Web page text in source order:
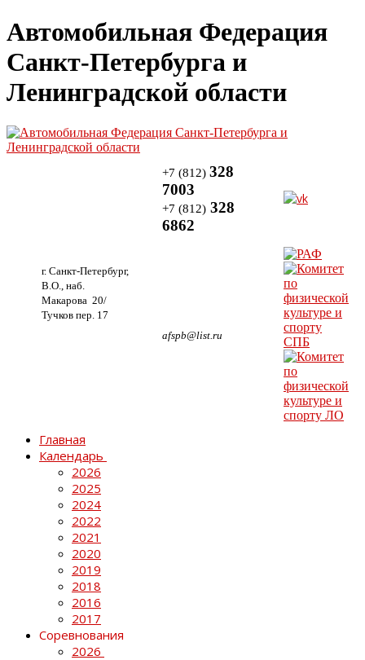
Автомобильная Федерация
Санкт-Петербурга и
Ленинградской области
г. Санкт-Петербург,
В.О., наб.
Макарова 20/
Тучков пер. 17
+7 (812) 328
7003
+7 (812) 328
6862
afspb@list.ru
Главная
Календарь
2026
2025
2024
2022
2021
2020
2019
2018
2016
2017
Соревнования
2026